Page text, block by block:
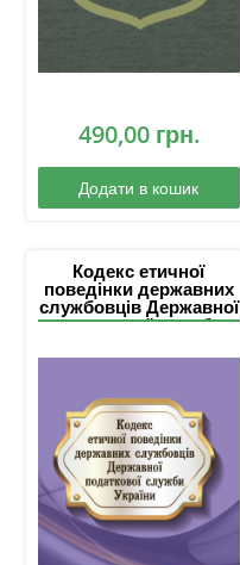
490,00 грн.
Додати в кошик
Кодекс етичної
поведінки державних
службовців Державної
податкової служби